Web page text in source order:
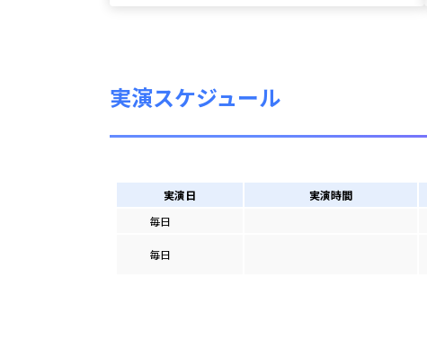
実演スケジュール
実演日 実演時間
毎日
毎日